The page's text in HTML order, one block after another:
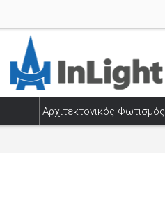
Αρχιτεκτονικός Φωτισμός